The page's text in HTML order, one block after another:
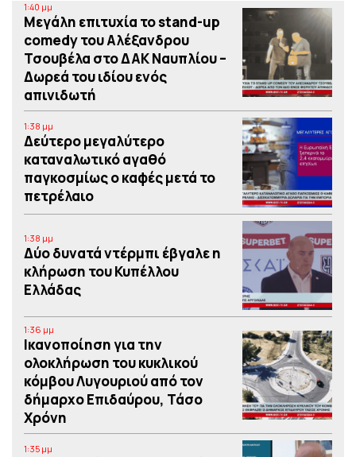
1:40 μμ
Μεγάλη επιτυχία το stand-up
comedy του Αλέξανδρου
Τσουβέλα στο ΔΑΚ Ναυπλίου –
Δωρεά του ιδίου ενός
απινιδωτή
1:38 μμ
Δεύτερο μεγαλύτερο
καταναλωτικό αγαθό
παγκοσμίως ο καφές μετά το
πετρέλαιο
1:38 μμ
Δύο δυνατά ντέρμπι έβγαλε η
κλήρωση του Κυπέλλου
Ελλάδας
1:36 μμ
Iκανοποίηση για την
ολοκλήρωση του κυκλικού
κόμβου Λυγουριού από τον
δήμαρχο Επιδαύρου, Τάσο
Χρόνη
1:35 μμ